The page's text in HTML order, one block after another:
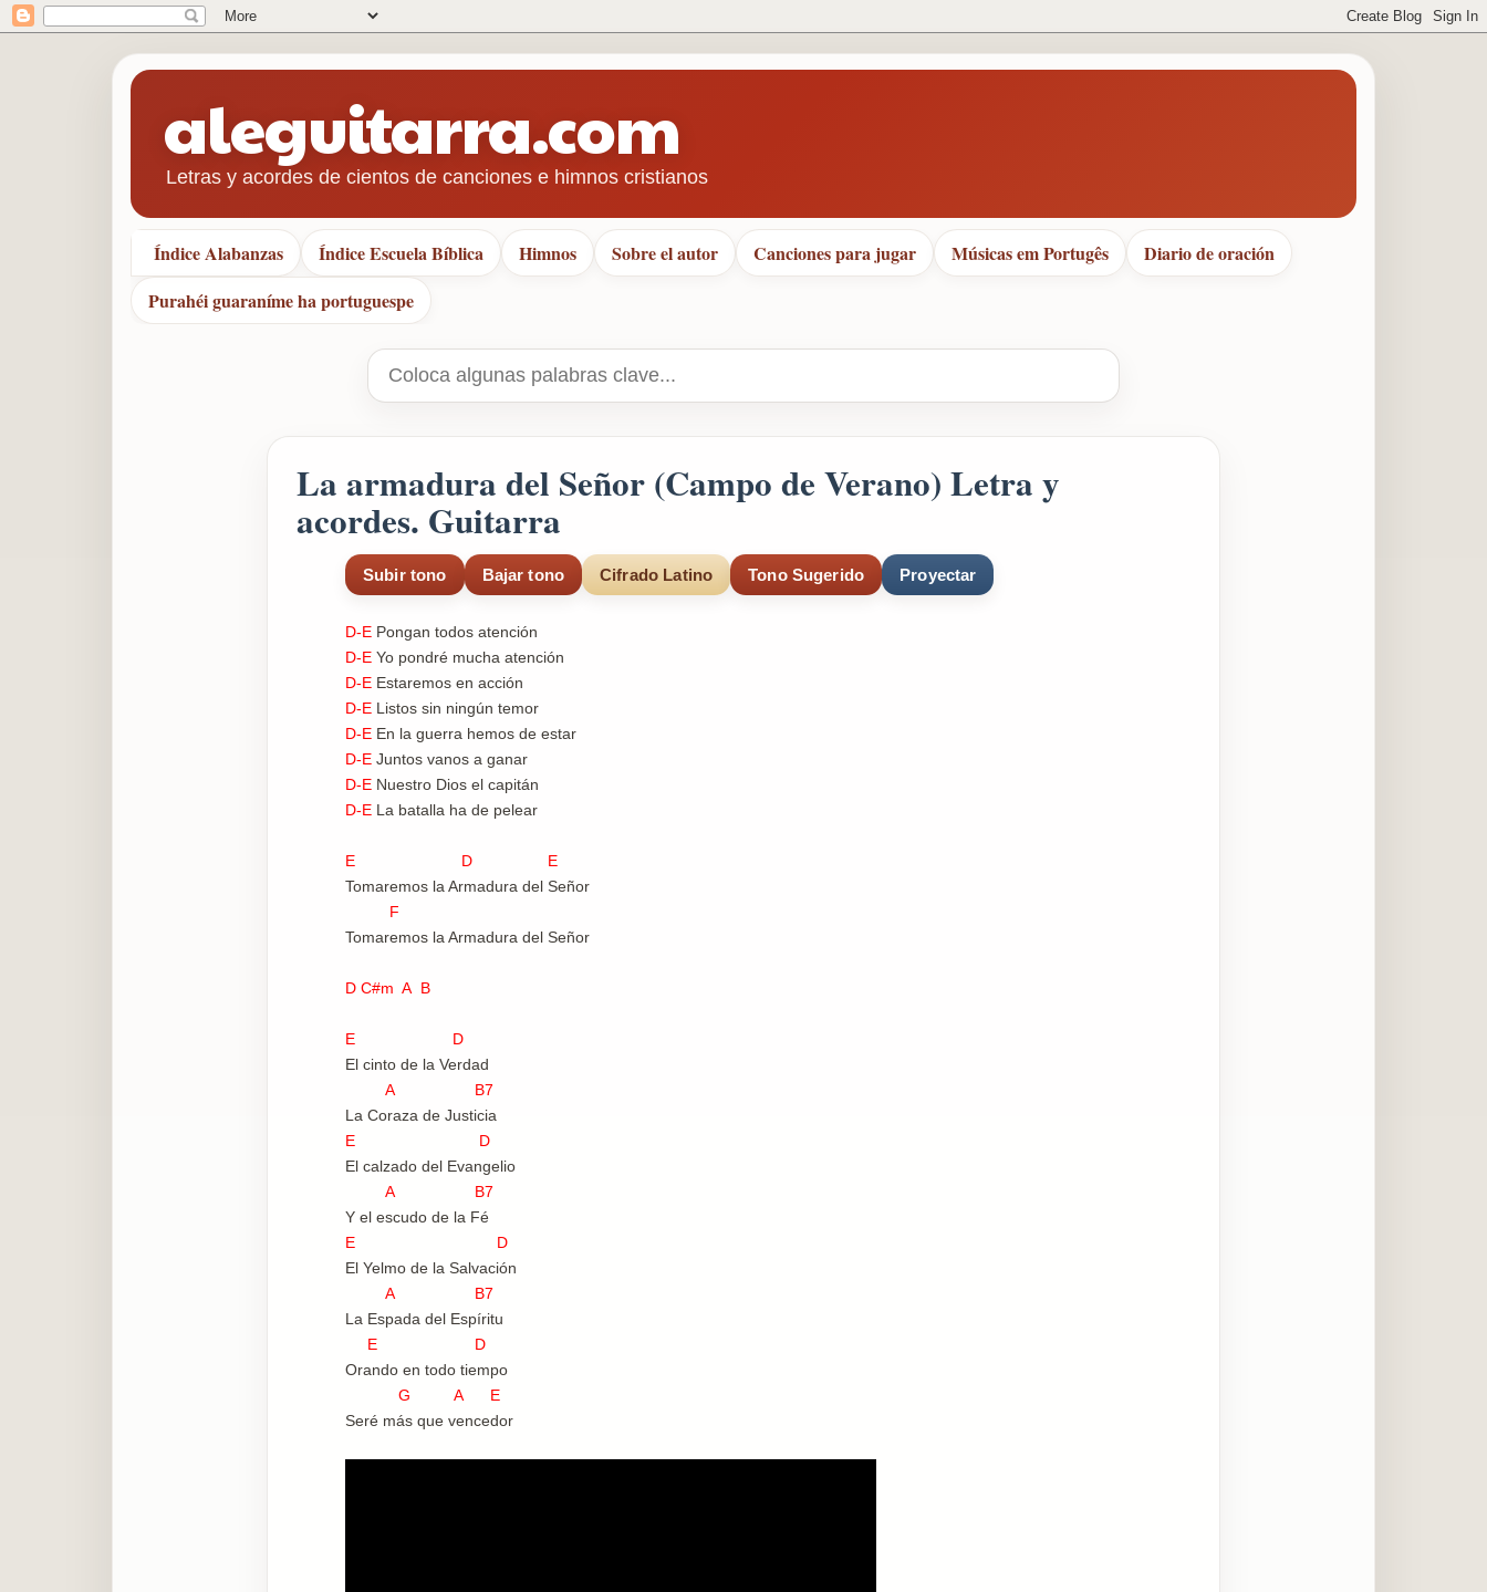
aleguitarra.com
Letras y acordes de cientos de canciones e himnos cristianos
Índice Alabanzas Índice Escuela Bíblica Himnos Sobre el autor Canciones para jugar Músicas em Portugês
Diario de oración
Purahéi guaraníme ha portuguespe
La armadura del Señor (Campo de Verano) Letra y
acordes. Guitarra
Subir tono Bajar tono Cifrado Latino Tono Sugerido Proyectar
D-E Pongan todos atención
D-E Yo pondré mucha atención
D-E Estaremos en acción
D-E Listos sin ningún temor
D-E En la guerra hemos de estar
D-E Juntos vanos a ganar
D-E Nuestro Dios el capitán
D-E La batalla ha de pelear
E D E
Tomaremos la Armadura del Señor
F
Tomaremos la Armadura del Señor
D C#m A B
E D
El cinto de la Verdad
A B7
La Coraza de Justicia
E D
El calzado del Evangelio
A B7
Y el escudo de la Fé
E D
El Yelmo de la Salvación
A B7
La Espada del Espíritu
E D
Orando en todo tiempo
G A E
Seré más que vencedor